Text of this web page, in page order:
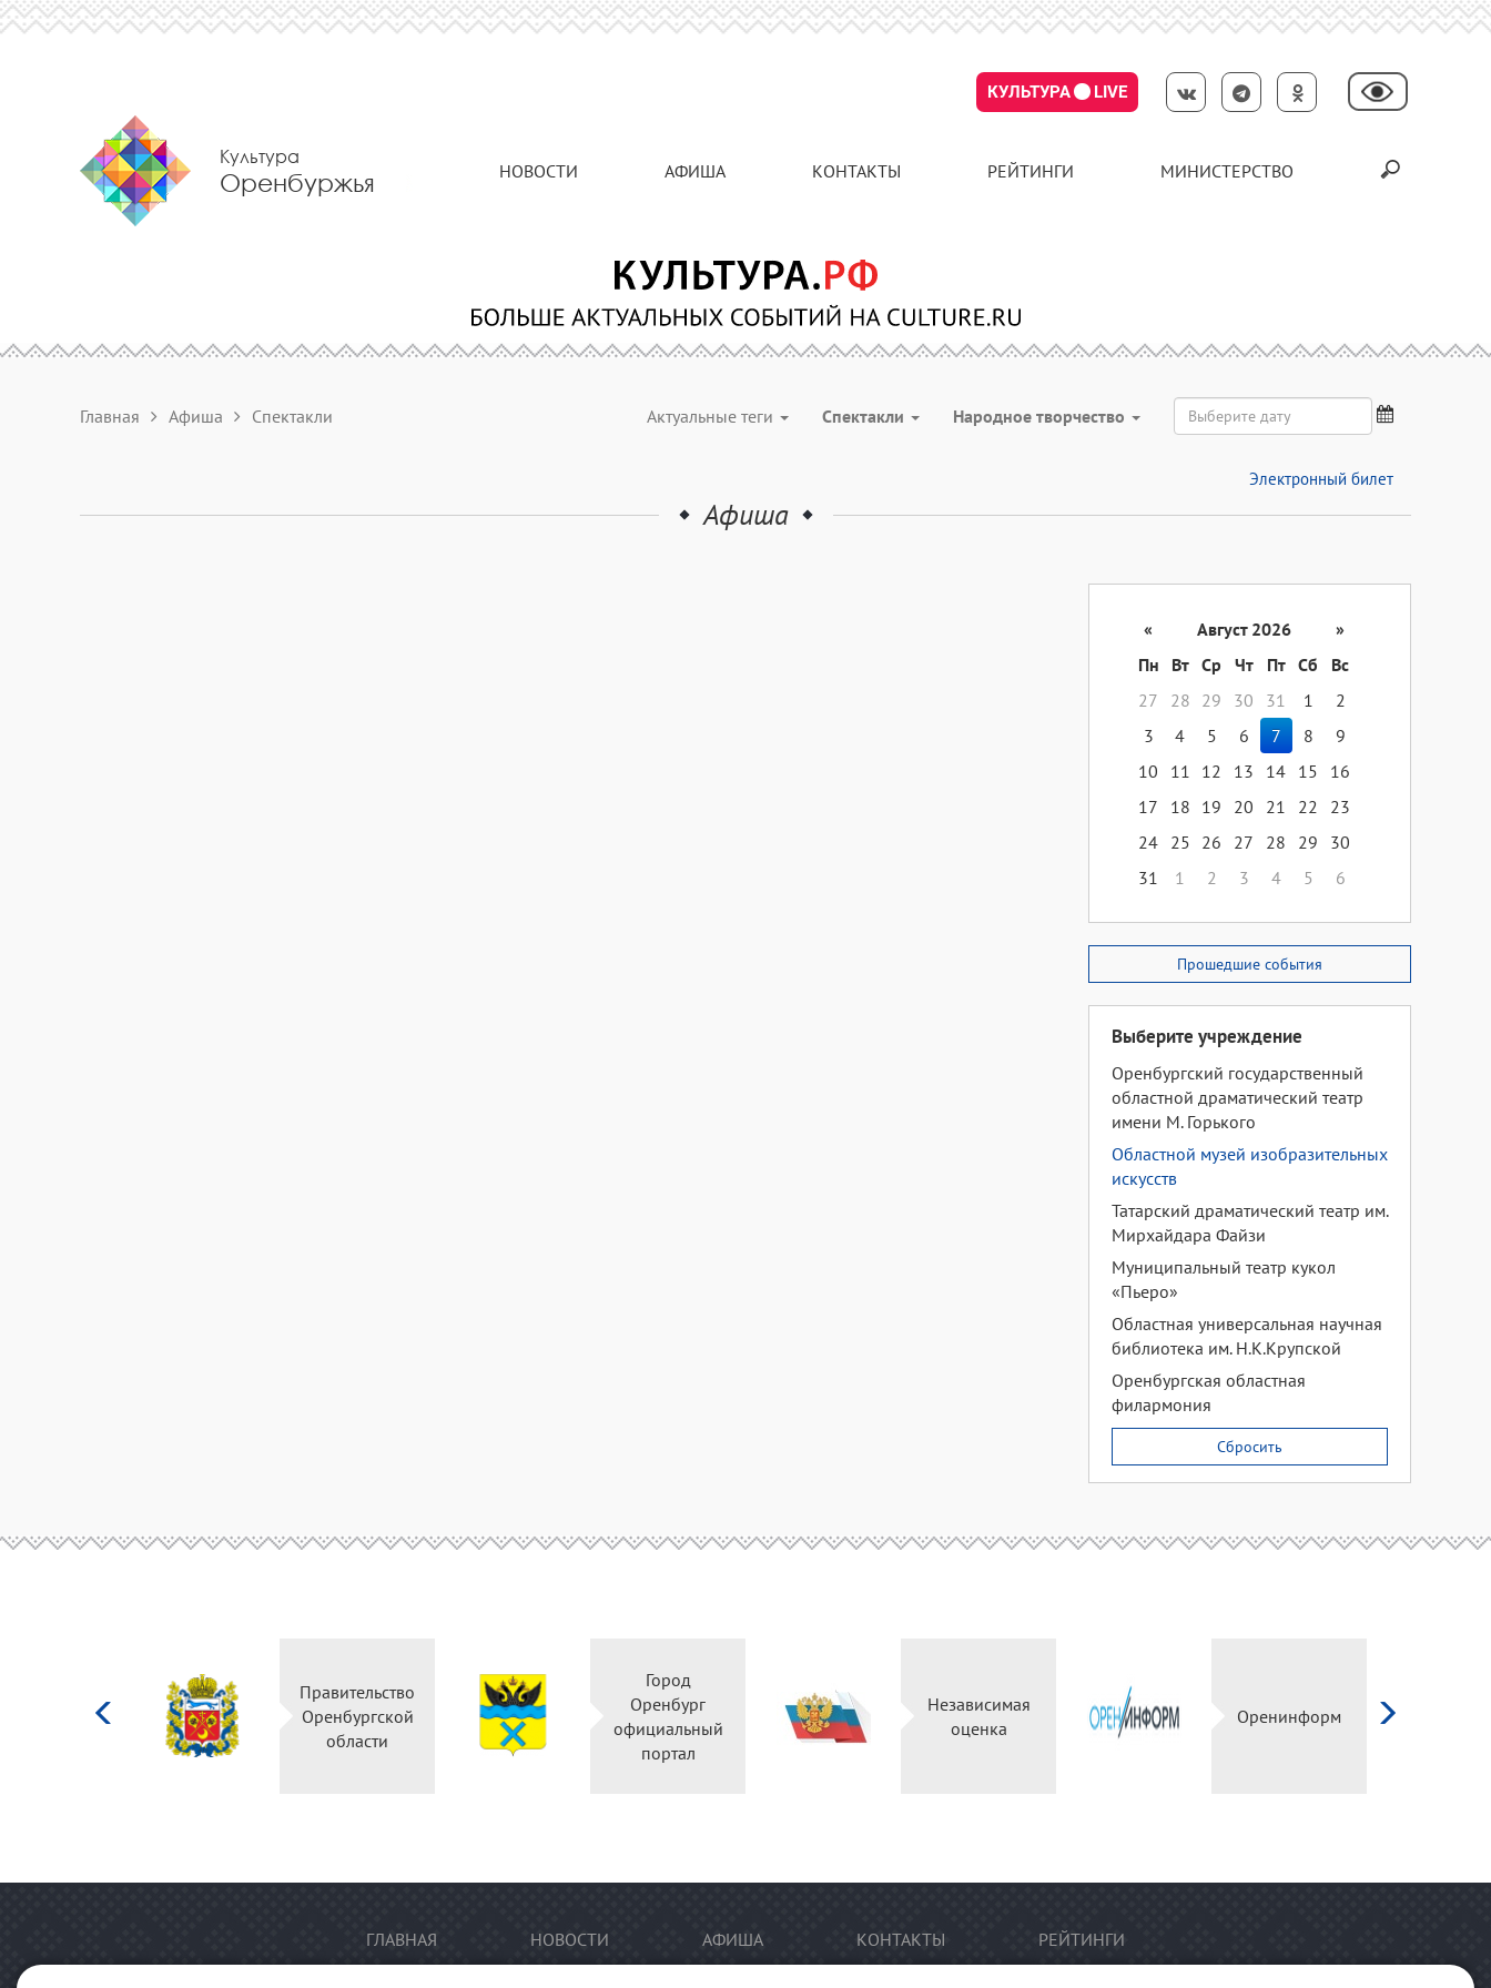
КУЛЬТУРА LIVE
Культура
Оренбуржья НОВОСТИ АФИША КОНТАКТЫ РЕЙТИНГИ МИНИСТЕРСТВО
Главная Афиша Спектакли Актуальные теги Спектакли Народное творчество
Электронный билет
Афиша
« Август 2026
»
Пн
Вт Ср Чт Пт Сб
Вс
27
28 29 30 31 1
2
3
4 5 6 7 8
9
10
11 12 13 14 15
16
17
18 19 20 21 22
23
24 25 26 27 28 29
30
31
1 2 3 4 5 6
Прошедшие события
Выберите учреждение
Оренбургский государственный
областной драматический театр
имени М. Горького
Областной музей изобразительных
искусств
Татарский драматический театр им.
Мирхайдара Файзи
Муниципальный театр кукол
«Пьеро»
Областная универсальная научная
библиотека им. Н.К.Крупской
Оренбургская областная
филармония
Сбросить
Правительство
Оренбургской
области
Город
Оренбург
официальный
портал
Независимая
оценка
Оренинформ
ГЛАВНАЯ НОВОСТИ АФИША КОНТАКТЫ РЕЙТИНГИ